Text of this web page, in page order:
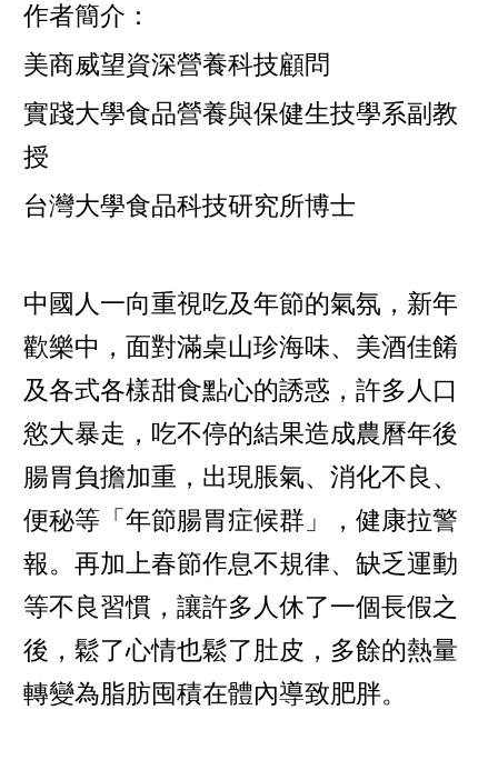
作者簡介：
美商威望資深營養科技顧問
實踐大學食品營養與保健生技學系副教
授
台灣大學食品科技研究所博士
中國人一向重視吃及年節的氣氛，新年
歡樂中，面對滿桌山珍海味、美酒佳餚
及各式各樣甜食點心的誘惑，許多人口
慾大暴走，吃不停的結果造成農曆年後
腸胃負擔加重，出現脹氣、消化不良、
便秘等「年節腸胃症候群」，健康拉警
報。再加上春節作息不規律、缺乏運動
等不良習慣，讓許多人休了一個長假之
後，鬆了心情也鬆了肚皮，多餘的熱量
轉變為脂肪囤積在體內導致肥胖。